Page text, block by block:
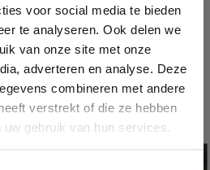
voor social media te bieden
te analyseren. Ook delen we
van onze site met onze
adverteren en analyse. Deze
combineren met andere
verstrekt of die ze hebben
gebruik van hun services.
juiste afzuiger voor jouw
ons op of kom langs in